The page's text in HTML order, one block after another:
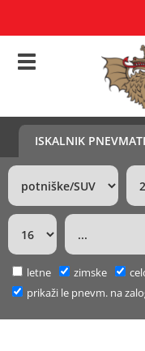
ISKALNIK
letne zimske
prikaži le pnevm. na